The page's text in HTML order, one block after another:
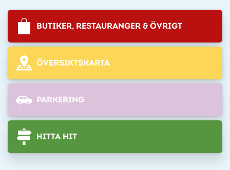
BUTIKER, RESTAURANGER & ÖVRIGT
ÖVERSIKTSKARTA
PARKERING
HITTA HIT